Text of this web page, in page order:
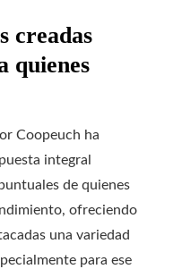
creadas
quienes
Coopeuch ha
integral
de quienes
ofreciendo
una variedad
para ese